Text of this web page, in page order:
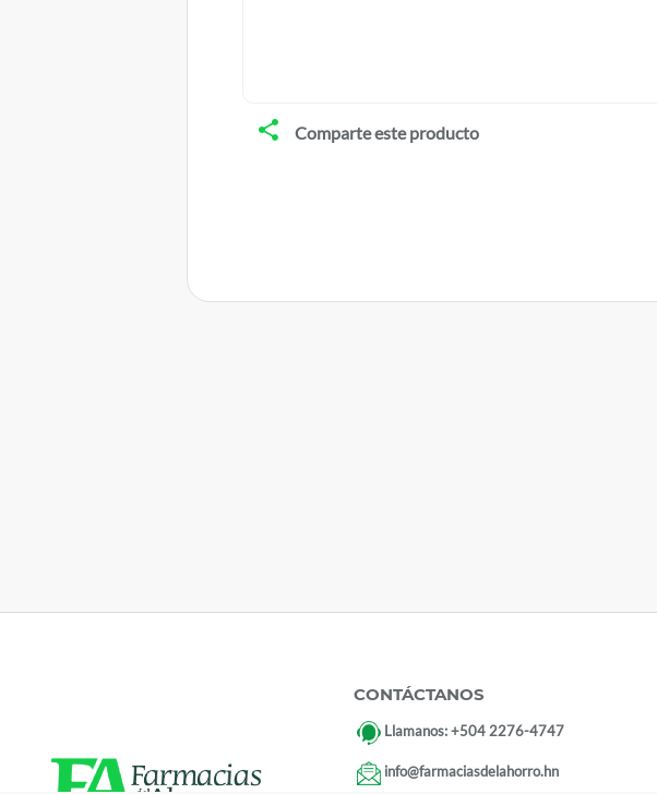
Comparte este producto
CONTÁCTANOS
Llamanos:+504 2276-4747
info@farmaciasdelahorro.hn